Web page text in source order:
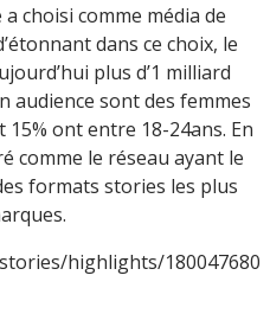
choisi comme média de
dans ce choix, le
plus d’1 milliard
audience sont des femmes
ont entre 18-24ans. En
comme le réseau ayant le
formats stories les plus
highlights/180047680